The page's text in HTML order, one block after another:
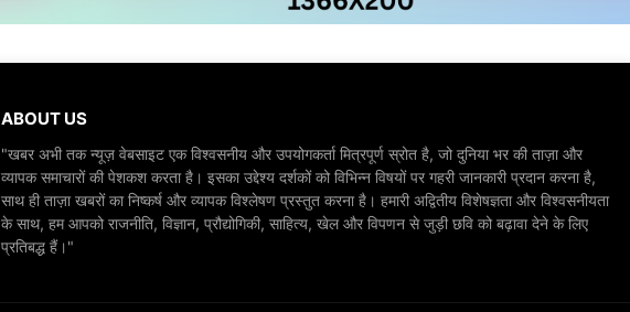
ABOUT US
"खबर अभी तक न्यूज़ वेबसाइट एक विश्वसनीय और उपयोगकर्ता मित्रपूर्ण स्रोत है, जो दुनिया भर की ताज़ा और
व्यापक समाचारों की पेशकश करता है। इसका उद्देश्य दर्शकों को विभिन्न विषयों पर गहरी जानकारी प्रदान करना है,
साथ ही ताज़ा खबरों का निष्कर्ष और व्यापक विश्लेषण प्रस्तुत करना है। हमारी अद्वितीय विशेषज्ञता और विश्वसनीयता
के साथ, हम आपको राजनीति, विज्ञान, प्रौद्योगिकी, साहित्य, खेल और विपणन से जुड़ी छवि को बढ़ावा देने के लिए
प्रतिबद्ध हैं।"